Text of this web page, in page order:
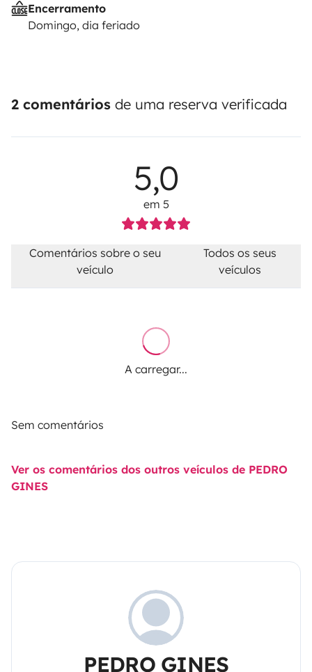
Encerramento
Domingo, dia feriado
2 comentários de uma reserva verificada
5,0
em 5
Comentários sobre o seu
veículo
Todos os seus
veículos
A carregar...
Sem comentários
Ver os comentários dos outros veículos de PEDRO
GINES
PEDRO GINES